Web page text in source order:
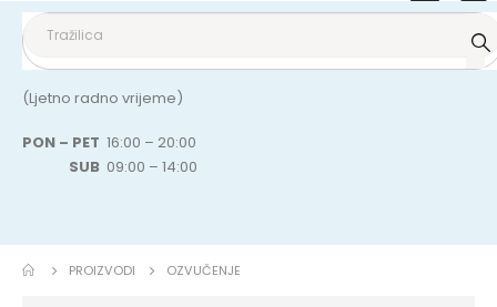
(Ljetno radno vrijeme)
PON – PET 16:00 – 20:00
SUB 09:00 – 14:00
PROIZVODI OZVUČENJE